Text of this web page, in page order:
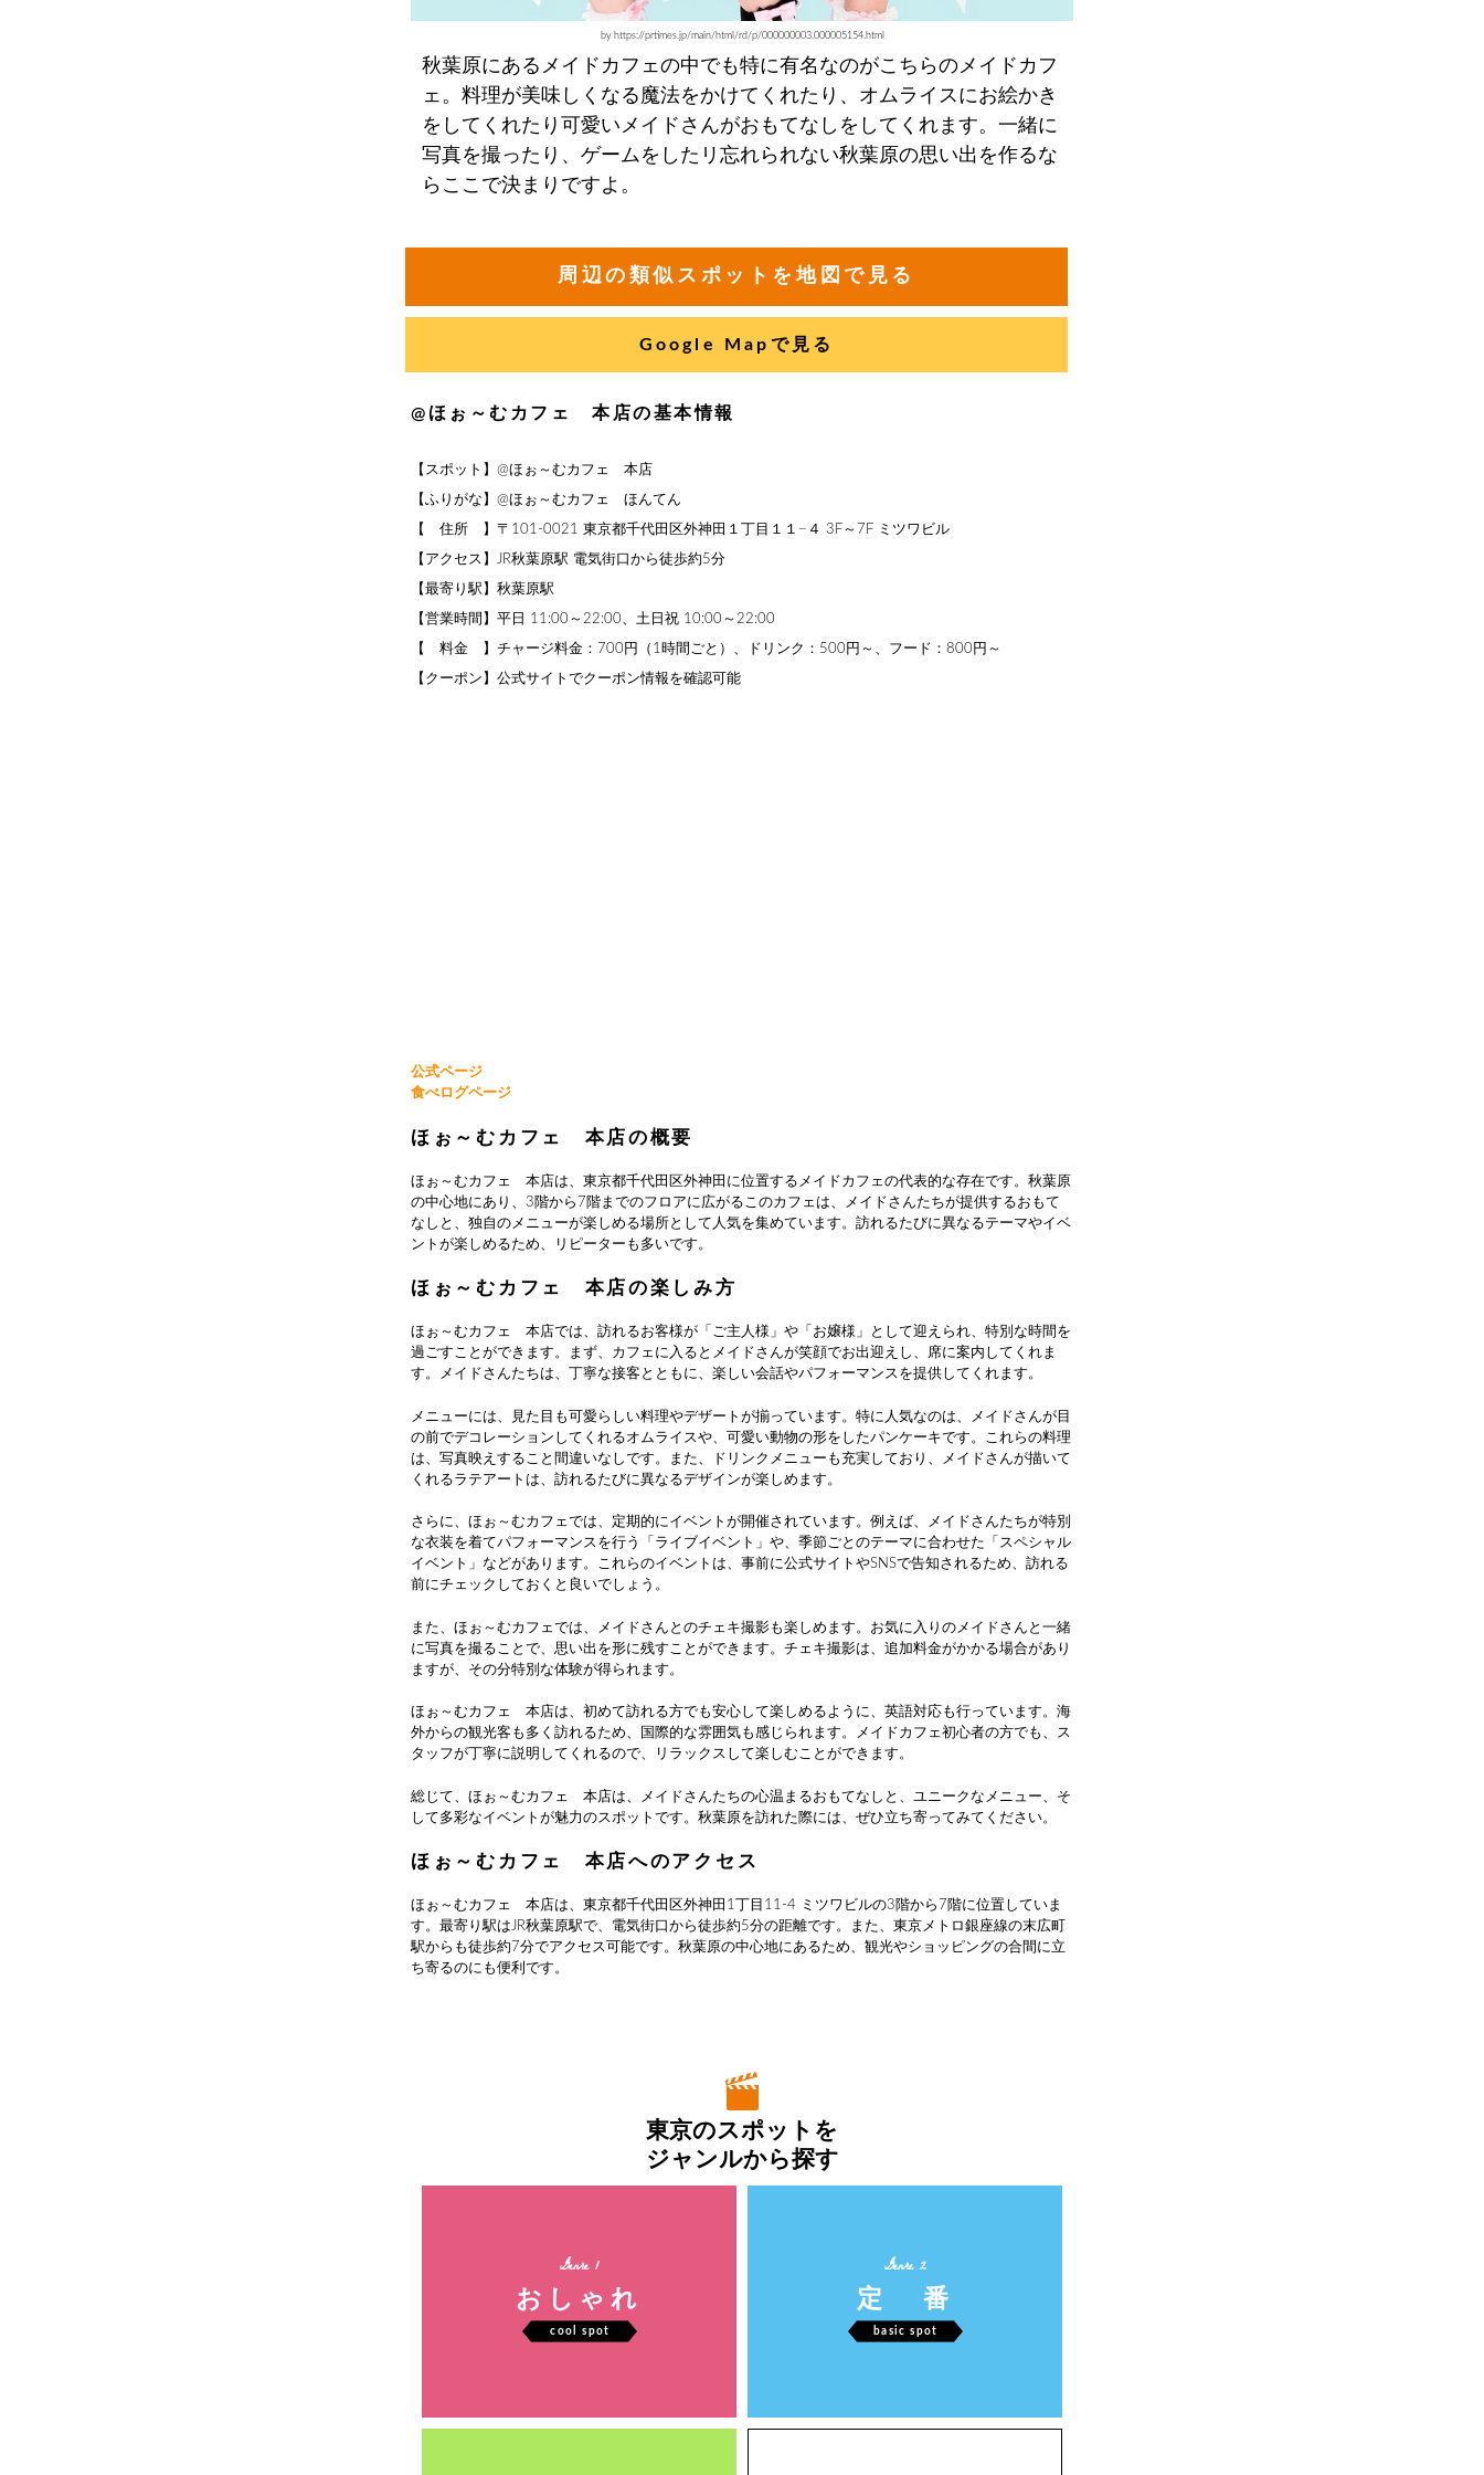
by https://prtimes.jp/main/html/rd/p/000000003.000005154.html
秋葉原にあるメイドカフェの中でも特に有名なのがこちらのメイドカフ
ェ。料理が美味しくなる魔法をかけてくれたり、オムライスにお絵かき
をしてくれたり可愛いメイドさんがおもてなしをしてくれます。一緒に
写真を撮ったり、ゲームをしたリ忘れられない秋葉原の思い出を作るな
らここで決まりですよ。
周辺の類似スポットを地図で見る
Google Mapで見る
@ほぉ～むカフェ 本店の基本情報
【スポット】@ほぉ～むカフェ 本店
【ふりがな】@ほぉ～むカフェ ほんてん
【 住所 】〒101-0021 東京都千代田区外神田１丁目１１−４ 3F～7F ミツワビル
【アクセス】JR秋葉原駅 電気街口から徒歩約5分
【最寄り駅】秋葉原駅
【営業時間】平日 11:00～22:00、土日祝 10:00～22:00
【 料金 】チャージ料金：700円（1時間ごと）、ドリンク：500円～、フード：800円～
【クーポン】公式サイトでクーポン情報を確認可能
公式ページ
食べログページ
ほぉ～むカフェ 本店の概要
ほぉ～むカフェ 本店は、東京都千代田区外神田に位置するメイドカフェの代表的な存在です。秋葉原
の中心地にあり、3階から7階までのフロアに広がるこのカフェは、メイドさんたちが提供するおもて
なしと、独自のメニューが楽しめる場所として人気を集めています。訪れるたびに異なるテーマやイベ
ントが楽しめるため、リピーターも多いです。
ほぉ～むカフェ 本店の楽しみ方
ほぉ～むカフェ 本店では、訪れるお客様が「ご主人様」や「お嬢様」として迎えられ、特別な時間を
過ごすことができます。まず、カフェに入るとメイドさんが笑顔でお出迎えし、席に案内してくれま
す。メイドさんたちは、丁寧な接客とともに、楽しい会話やパフォーマンスを提供してくれます。
メニューには、見た目も可愛らしい料理やデザートが揃っています。特に人気なのは、メイドさんが目
の前でデコレーションしてくれるオムライスや、可愛い動物の形をしたパンケーキです。これらの料理
は、写真映えすること間違いなしです。また、ドリンクメニューも充実しており、メイドさんが描いて
くれるラテアートは、訪れるたびに異なるデザインが楽しめます。
さらに、ほぉ～むカフェでは、定期的にイベントが開催されています。例えば、メイドさんたちが特別
な衣装を着てパフォーマンスを行う「ライブイベント」や、季節ごとのテーマに合わせた「スペシャル
イベント」などがあります。これらのイベントは、事前に公式サイトやSNSで告知されるため、訪れる
前にチェックしておくと良いでしょう。
また、ほぉ～むカフェでは、メイドさんとのチェキ撮影も楽しめます。お気に入りのメイドさんと一緒
に写真を撮ることで、思い出を形に残すことができます。チェキ撮影は、追加料金がかかる場合があり
ますが、その分特別な体験が得られます。
ほぉ～むカフェ 本店は、初めて訪れる方でも安心して楽しめるように、英語対応も行っています。海
外からの観光客も多く訪れるため、国際的な雰囲気も感じられます。メイドカフェ初心者の方でも、ス
タッフが丁寧に説明してくれるので、リラックスして楽しむことができます。
総じて、ほぉ～むカフェ 本店は、メイドさんたちの心温まるおもてなしと、ユニークなメニュー、そ
して多彩なイベントが魅力のスポットです。秋葉原を訪れた際には、ぜひ立ち寄ってみてください。
ほぉ～むカフェ 本店へのアクセス
ほぉ～むカフェ 本店は、東京都千代田区外神田1丁目11-4 ミツワビルの3階から7階に位置していま
す。最寄り駅はJR秋葉原駅で、電気街口から徒歩約5分の距離です。また、東京メトロ銀座線の末広町
駅からも徒歩約7分でアクセス可能です。秋葉原の中心地にあるため、観光やショッピングの合間に立
ち寄るのにも便利です。
東京のスポットを
ジャンルから探す
Genre 1
おしゃれ
cool spot
Genre 2
定 番
basic spot